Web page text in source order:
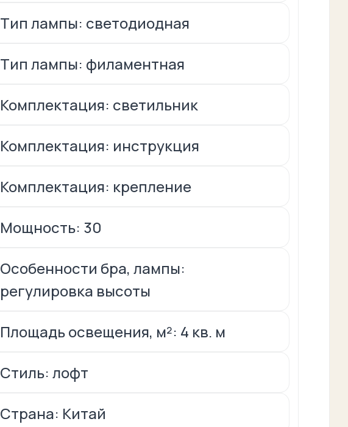
Тип лампы: светодиодная
Тип лампы: филаментная
Комплектация: светильник
Комплектация: инструкция
Комплектация: крепление
Мощность: 30
Особенности бра, лампы:
регулировка высоты
Площадь освещения, м²: 4 кв. м
Стиль: лофт
Страна: Китай